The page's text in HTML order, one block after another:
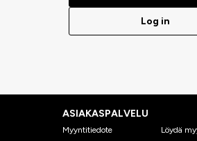
Log in
ASIAKASPALVELU
Myyntitiedote
Löydä